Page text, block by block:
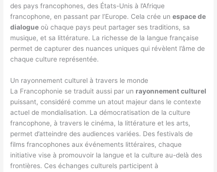
des pays francophones, des États-Unis à l’Afrique
francophone, en passant par l’Europe. Cela crée unespace de
dialogue où chaque pays peut partager ses traditions, sa
musique, et sa littérature. La richesse de la langue française
permet de capturer des nuances uniques qui révèlent l’âme de
chaque culture représentée.
Un rayonnement culturel à travers le monde
La Francophonie se traduit aussi par un rayonnement culturel
puissant, considéré comme un atout majeur dans le contexte
actuel de mondialisation. La démocratisation de la culture
francophone, à travers le cinéma, la littérature et les arts,
permet d’atteindre des audiences variées. Des festivals de
films francophones aux événements littéraires, chaque
initiative vise à promouvoir la langue et la culture au-delà des
frontières. Ces échanges culturels participent à